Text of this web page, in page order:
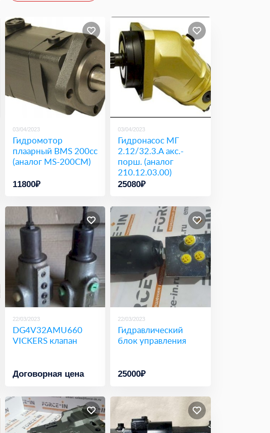
03/04/2023
Гидромотор
плаарный BMS 200cc
(аналог MS-200CM)
11800₽
03/04/2023
Гидронасос МГ
2.12/32.3.А акс.-
порш. (аналог
210.12.03.00)
25080₽
22/03/2023
DG4V32AMU660
VICKERS клапан
Договорная цена
22/03/2023
Гидравлический
блок управления
25000₽